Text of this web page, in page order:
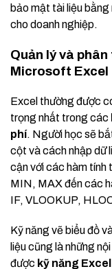
bảo mật tài liệu
cho doanh nghiệp.
Quản lý và
Microsoft Excel
Excel thường được
trọng nhất trong các
phí. Người học sẽ
cột và cách nhập dữ
cận với các hàm tính
MIN, MAX đến các
IF, VLOOKUP,
Kỹ năng vẽ biểu đồ
liệu cũng là những
được kỹ năng